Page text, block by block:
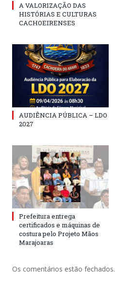
A VALORIZAÇÃO DAS
HISTÓRIAS E CULTURAS
CACHOEIRENSES
AUDIÊNCIA PÚBLICA – LDO
2027
Prefeitura entrega
certificados e máquinas de
costura pelo Projeto Mãos
Marajoaras
Os comentários estão fechados.